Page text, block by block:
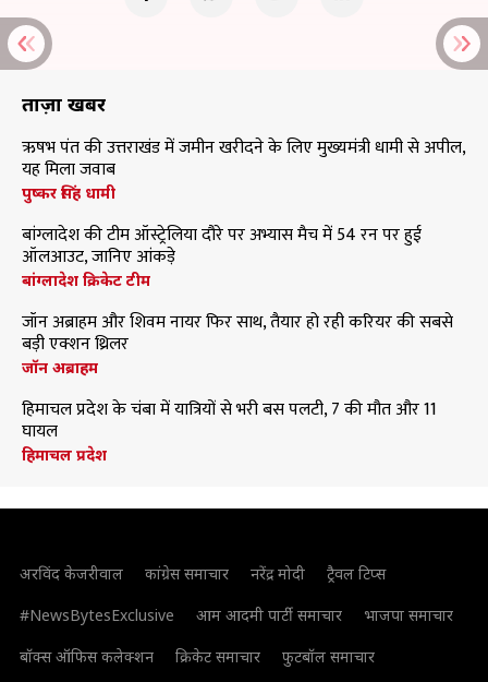
ताज़ा खबरें
ऋषभ पंत की उत्तराखंड में जमीन खरीदने के लिए मुख्यमंत्री धामी से अपील,
यह मिला जवाब
पुष्कर सिंह धामी
बांग्लादेश की टीम ऑस्ट्रेलिया दौरे पर अभ्यास मैच में 54 रन पर हुई
ऑलआउट, जानिए आंकड़े
बांग्लादेश क्रिकेट टीम
जॉन अब्राहम और शिवम नायर फिर साथ, तैयार हो रही करियर की सबसे
बड़ी एक्शन थ्रिलर
जॉन अब्राहम
हिमाचल प्रदेश के चंबा में यात्रियों से भरी बस पलटी, 7 की मौत और 11
घायल
हिमाचल प्रदेश
अरविंद केजरीवाल कांग्रेस समाचार नरेंद्र मोदी
ट्रैवल टिप्स
#NewsBytesExclusive
आम आदमी पार्टी समाचार
भाजपा समाचार
बॉक्स ऑफिस कलेक्शन
क्रिकेट समाचार फुटबॉल समाचार